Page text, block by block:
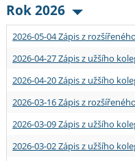
Podpora a benefity pro
Absolventi fakulty
Informace k průběhu
Rigorózní řízení
Granty a projekty
Přijíždějící studenti
Vyjíždějící zaměstnanci
Rok 2026
2026-05-04 Zápis z
2026-04-27 Zápis z užšího
2026-04-20 Zápis z užšího
2026-03-16 Zápis z
2026-03-09 Zápis z užšího
2026-03-02 Zápis z užšího